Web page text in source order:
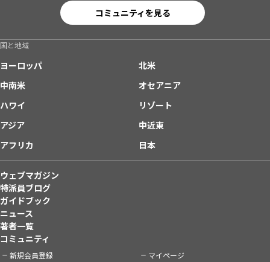
コミュニティを見る
国と地域
ヨーロッパ
北米
中南米
オセアニア
ハワイ
リゾート
アジア
中近東
アフリカ
日本
ウェブマガジン
特派員ブログ
ガイドブック
ニュース
著者一覧
コミュニティ
新規会員登録 マイページ